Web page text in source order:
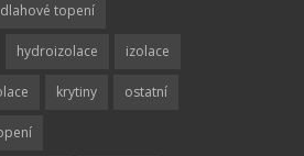
topení
hydroizolace izolace
krytiny ostatní